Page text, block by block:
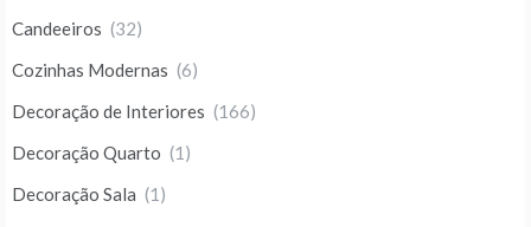
Candeeiros (32)
Cozinhas Modernas (6)
Decoração de Interiores (166)
Decoração Quarto (1)
Decoração Sala (1)